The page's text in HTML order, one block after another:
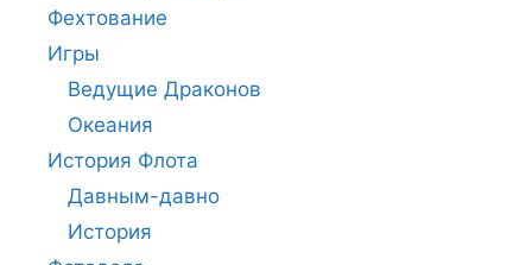
Фехтование
Игры
Ведущие Драконов
Океания
История Флота
Давным-давно
История